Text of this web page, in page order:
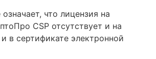
что лицензия на
CSP отсутствует и на
в сертификате электронной